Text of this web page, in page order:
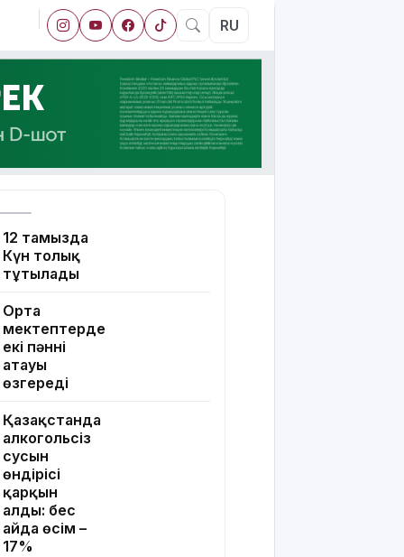
RU
12 тамызда
Күн толық
тұтылады
Орта
мектептерде
екі пәннің
атауы
өзгереді
Қазақстанда
алкогольсіз
сусын
өндірісі
қарқын
алды: бес
айда өсім –
17%